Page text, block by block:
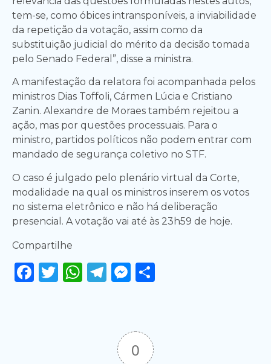
tem-se, como óbices intransponíveis, a inviabilidade
da repetição da votação, assim como da
substituição judicial do mérito da decisão tomada
pelo Senado Federal”, disse a ministra.
A manifestação da relatora foi acompanhada pelos
ministros Dias Toffoli, Cármen Lúcia e Cristiano
Zanin. Alexandre de Moraes também rejeitou a
ação, mas por questões processuais. Para o
ministro, partidos políticos não podem entrar com
mandado de segurança coletivo no STF.
O caso é julgado pelo plenário virtual da Corte,
modalidade na qual os ministros inserem os votos
no sistema eletrônico e não há deliberação
presencial. A votação vai até às 23h59 de hoje.
Compartilhe
Facebook
Twitter
WhatsApp
Telegram
Messenger
0